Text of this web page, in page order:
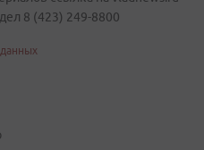
8 (423) 249-8800